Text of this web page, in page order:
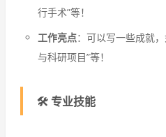
行手术”等！
工作亮点：可以写一些成就
与科研项目”等！
🛠️ 专业技能